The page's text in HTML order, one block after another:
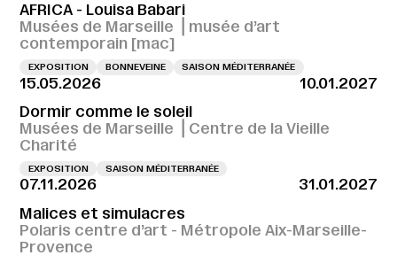
AFRICA - Louisa Babari
Musées de Marseille ⎪musée d’art
contemporain [mac]
EXPOSITION BONNEVEINE SAISON MÉDITERRANÉE
15.05.2026
10.01.2027
Dormir comme le soleil
Musées de Marseille ⎪Centre de la Vieille
Charité
EXPOSITION SAISON MÉDITERRANÉE
07.11.2026
31.01.2027
Malices et simulacres
Polaris centre d’art - Métropole Aix-Marseille-
Provence